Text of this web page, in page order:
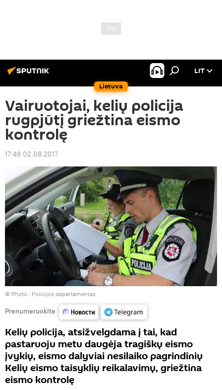
Lietuva
LIT
Vairuotojai, kelių policija
rugpjūtį griežtina eismo
kontrolę
17:48 02.08.2017
© Photo : Policijos departamentas
Prenumeruokite
Kelių policija, atsižvelgdama į tai, kad
pastaruoju metu daugėja tragiškų eismo
įvykių, eismo dalyviai nesilaiko pagrindinių
Kelių eismo taisyklių reikalavimų, griežtina
eismo kontrolę